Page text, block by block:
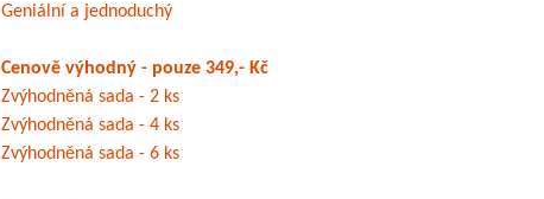
Geniální a jednoduchý
Cenově výhodný - pouze 349,- Kč
Zvýhodněná sada - 2 ks
Zvýhodněná sada - 4 ks
Zvýhodněná sada - 6 ks